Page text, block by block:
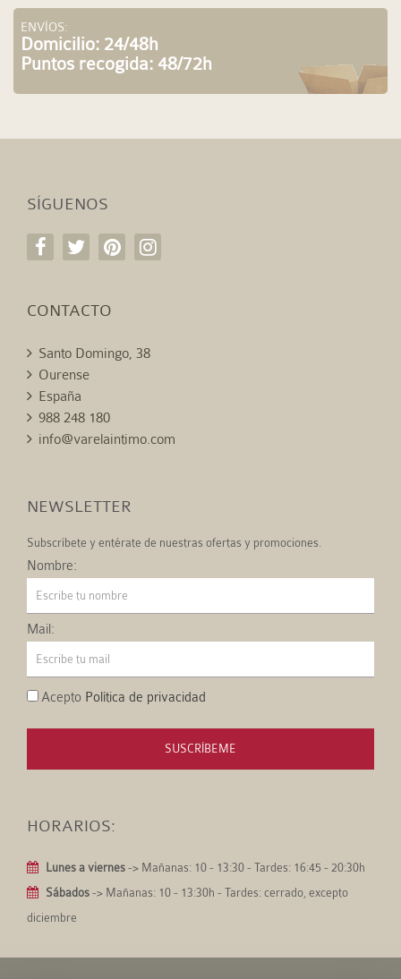
ENVÍOS:
Domicilio: 24/48h
Puntos recogida: 48/72h
SÍGUENOS
CONTACTO
Santo Domingo, 38
Ourense
España
988 248 180
info@varelaintimo.com
NEWSLETTER
Subscríbete y entérate de nuestras ofertas y promociones.
Nombre:
Mail:
Acepto Política de privacidad
SUSCRÍBEME
HORARIOS:
Lunes a viernes -> Mañanas: 10 - 13:30 - Tardes: 16:45 - 20:30h
Sábados -> Mañanas: 10 - 13:30h - Tardes: cerrado, excepto
diciembre